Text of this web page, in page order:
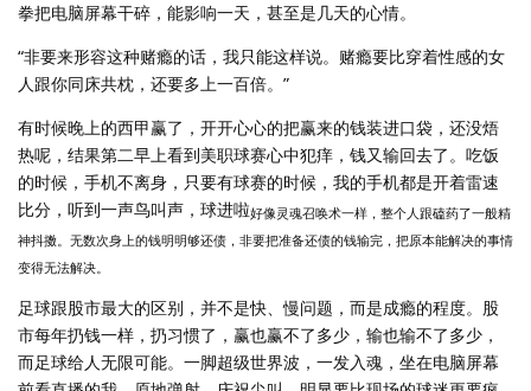
拳把电脑屏幕干碎，能影响一天，甚至是几天的心情。
“非要来形容这种赌瘾的话，我只能这样说。赌瘾要比穿着性感的女
人跟你同床共枕，还要多上一百倍。”
有时候晚上的西甲赢了，开开心心的把赢来的钱装进口袋，还没焐
热呢，结果第二早上看到美职球赛心中犯痒，钱又输回去了。吃饭
的时候，手机不离身，只要有球赛的时候，我的手机都是开着雷速
比分，听到一声鸟叫声，球进啦好像灵魂召唤术一样，整个人跟磕药了一般精
神抖擞。无数次身上的钱明明够还债，非要把准备还债的钱输完，把原本能解决的事情
变得无法解决。
足球跟股市最大的区别，并不是快、慢问题，而是成瘾的程度。股
市每年扔钱一样，扔习惯了，赢也赢不了多少，输也输不了多少，
而足球给人无限可能。一脚超级世界波，一发入魂，坐在电脑屏幕